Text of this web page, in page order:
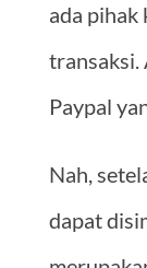
ada pihak
transaksi.
Paypal
Nah,
dapat